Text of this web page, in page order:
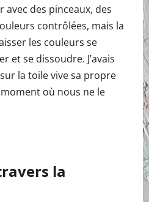
des pinceaux, des
contrôlées, mais la
les couleurs se
et se dissoudre. J’avais
la toile vive sa propre
où nous ne le
la